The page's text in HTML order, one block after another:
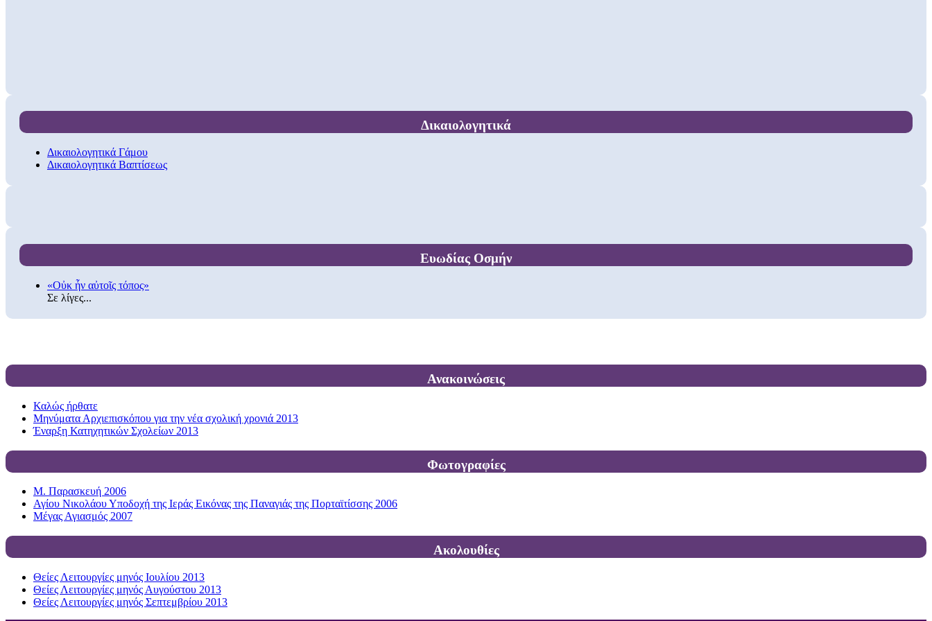
Δικαιολογητικά
Δικαιολογητικά Γάμου
Δικαιολογητικά Βαπτίσεως
Ευωδίας Οσμήν
«Οὐκ ἦν αὐτοῖς τόπος»
Σε λίγες...
Ανακοινώσεις
Καλώς ήρθατε
Μηνύματα Αρχιεπισκόπου για την νέα σχολική χρονιά 2013
Έναρξη Κατηχητικών Σχολείων 2013
Φωτογραφίες
Μ. Παρασκευή 2006
Αγίου Νικολάου Υποδοχή της Ιεράς Εικόνας της Παναγιάς της Πορταϊτίσσης 2006
Μέγας Αγιασμός 2007
Ακολουθίες
Θείες Λειτουργίες μηνός Ιουλίου 2013
Θείες Λειτουργίες μηνός Αυγούστου 2013
Θείες Λειτουργίες μηνός Σεπτεμβρίου 2013